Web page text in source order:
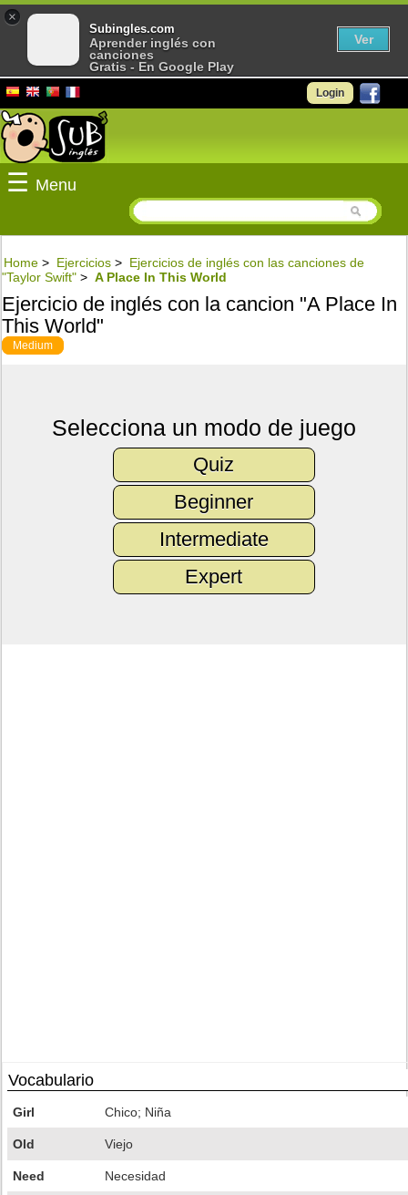
Login
☰ Menu
Home > Ejercicios > Ejercicios de inglés con las canciones de
"Taylor Swift" > A Place In This World
Ejercicio de inglés con la cancion "A Place In
This World"
Medium
Selecciona un modo de juego
Quiz
Beginner
Intermediate
Expert
Vocabulario
Girl Chico; Niña
Old Viejo
Need Necesidad
×
Subingles.com
Aprender inglés con
canciones
Gratis - En Google Play
Ver